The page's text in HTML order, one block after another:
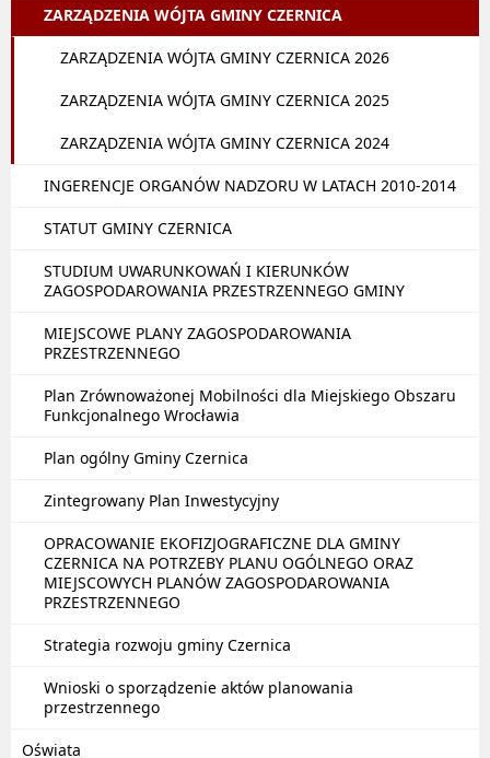
ZARZĄDZENIA WÓJTA GMINY CZERNICA
ZARZĄDZENIA WÓJTA GMINY CZERNICA 2026
ZARZĄDZENIA WÓJTA GMINY CZERNICA 2025
ZARZĄDZENIA WÓJTA GMINY CZERNICA 2024
INGERENCJE ORGANÓW NADZORU W LATACH 2010-2014
STATUT GMINY CZERNICA
STUDIUM UWARUNKOWAŃ I KIERUNKÓW
ZAGOSPODAROWANIA PRZESTRZENNEGO GMINY
MIEJSCOWE PLANY ZAGOSPODAROWANIA
PRZESTRZENNEGO
Plan Zrównoważonej Mobilności dla Miejskiego Obszaru
Funkcjonalnego Wrocławia
Plan ogólny Gminy Czernica
Zintegrowany Plan Inwestycyjny
OPRACOWANIE EKOFIZJOGRAFICZNE DLA GMINY
CZERNICA NA POTRZEBY PLANU OGÓLNEGO ORAZ
MIEJSCOWYCH PLANÓW ZAGOSPODAROWANIA
PRZESTRZENNEGO
Strategia rozwoju gminy Czernica
Wnioski o sporządzenie aktów planowania
przestrzennego
Oświata